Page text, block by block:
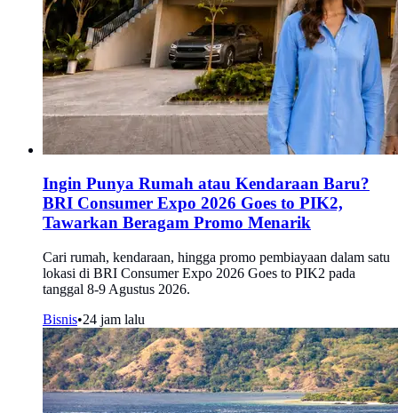
Ingin Punya Rumah atau Kendaraan Baru?
BRI Consumer Expo 2026 Goes to PIK2,
Tawarkan Beragam Promo Menarik
Cari rumah, kendaraan, hingga promo pembiayaan dalam satu
lokasi di BRI Consumer Expo 2026 Goes to PIK2 pada
tanggal 8-9 Agustus 2026.
Bisnis•24 jam lalu